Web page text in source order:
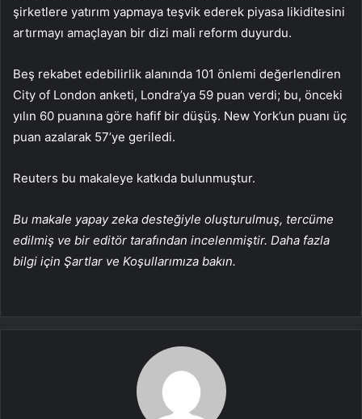
şirketlere yatırım yapmaya teşvik ederek piyasa likiditesini
artırmayı amaçlayan bir dizi mali reform duyurdu.
Beş rekabet edebilirlik alanında 101 önlemi değerlendiren
City of London anketi, Londra’ya 59 puan verdi; bu, önceki
yılın 60 puanına göre hafif bir düşüş. New York’un puanı üç
puan azalarak 57’ye geriledi.
Reuters bu makaleye katkıda bulunmuştur.
Bu makale yapay zeka desteğiyle oluşturulmuş, tercüme
edilmiş ve bir editör tarafından incelenmiştir. Daha fazla
bilgi için Şartlar ve Koşullarımıza bakın.